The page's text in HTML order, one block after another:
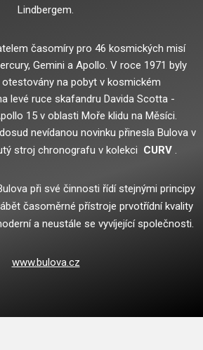
Lindbergem.
časomíry pro 46 kosmických misí
Gemini a Apollo. V roce 1971 byly
otestovány na pobyt v kosmickém
levé ruce skafandru Davida Scotta -
15 v oblasti Moře klidu na Měsíci.
nevídanou novinku přinesla Bulova v
stroj chronografu v kolekci CURV .
při své činnosti řídí stejnými principy
časoměrné přístroje prvotřídní kvality
a neustále se vyvíjející společnosti.
www.bulova.cz